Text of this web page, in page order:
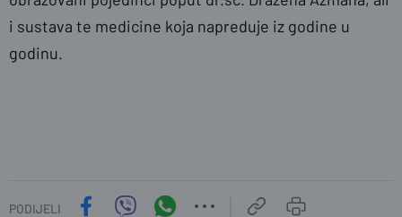
i sustava te medicine koja napreduje iz godine u
godinu.
PODIJELI